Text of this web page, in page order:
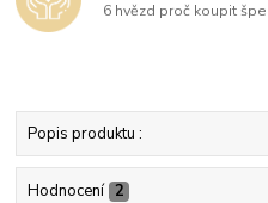
6 hvězd proč koupit
Popis produktu :
Hodnocení 2